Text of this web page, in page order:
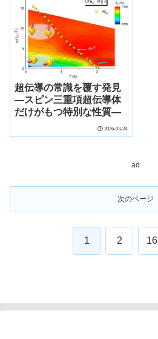
超伝導の常識を覆す発見
―スピン三重項超伝導体
だけがもつ特別な性質―
2026-03-24
ad
次のページ
1 2 16